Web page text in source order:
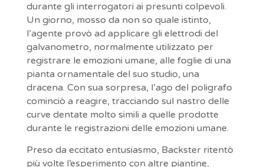
durante gli interrogatori ai presunti colpevoli.
Un giorno, mosso da non so quale istinto,
l’agente provò ad applicare gli elettrodi del
galvanometro, normalmente utilizzato per
registrare le emozioni umane, alle foglie di una
pianta ornamentale del suo studio, una
dracena. Con sua sorpresa, l’ago del poligrafo
cominciò a reagire, tracciando sul nastro delle
curve dentate molto simili a quelle prodotte
durante le registrazioni delle emozioni umane.
Preso da eccitato entusiasmo, Backster ritentò
più volte l’esperimento con altre piantine,